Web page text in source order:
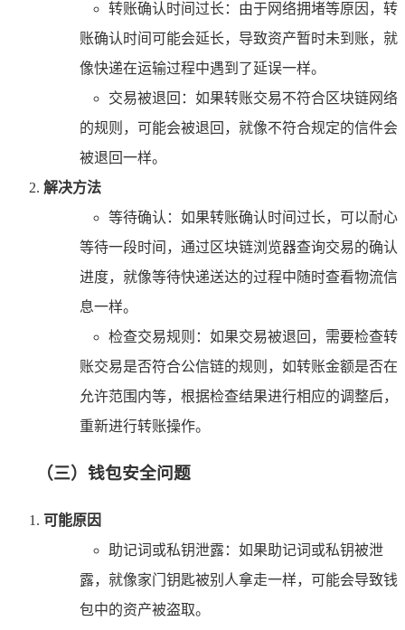
转账确认时间过长：由于网络拥堵等原因，转
账确认时间可能会延长，导致资产暂时未到账，就
像快递在运输过程中遇到了延误一样。
交易被退回：如果转账交易不符合区块链网络
的规则，可能会被退回，就像不符合规定的信件会
被退回一样。
解决方法
等待确认：如果转账确认时间过长，可以耐心
等待一段时间，通过区块链浏览器查询交易的确认
进度，就像等待快递送达的过程中随时查看物流信
息一样。
检查交易规则：如果交易被退回，需要检查转
账交易是否符合公信链的规则，如转账金额是否在
允许范围内等，根据检查结果进行相应的调整后，
重新进行转账操作。
（三）钱包安全问题
可能原因
助记词或私钥泄露：如果助记词或私钥被泄
露，就像家门钥匙被别人拿走一样，可能会导致钱
包中的资产被盗取。